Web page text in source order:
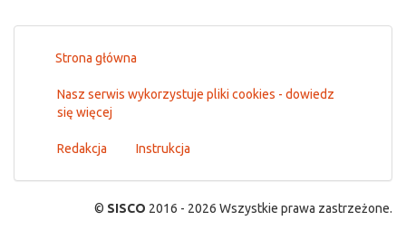
Strona główna
Nasz serwis wykorzystuje pliki cookies - dowiedz
się więcej
Redakcja Instrukcja
© SISCO 2016 - 2026 Wszystkie prawa zastrzeżone.